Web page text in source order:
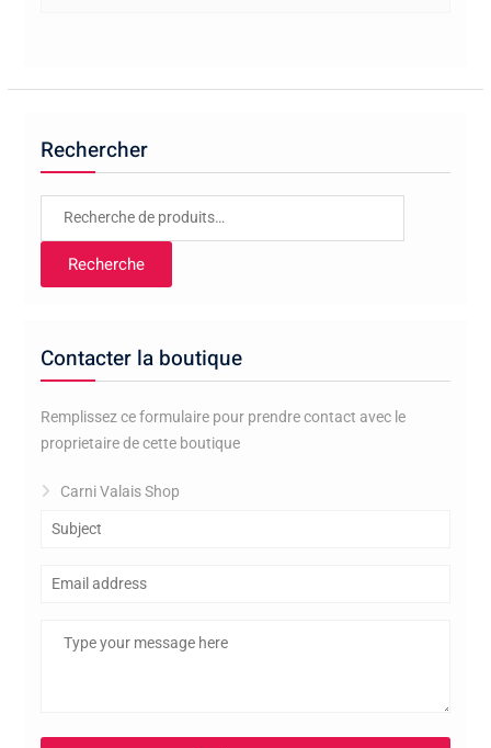
Rechercher
Recherche
Recherche
Contacter la boutique
Remplissez ce formulaire pour prendre contact avec le
proprietaire de cette boutique
Carni Valais Shop